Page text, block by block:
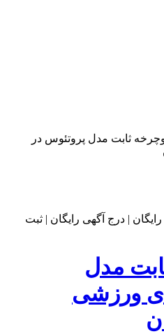
ثابت مدل پروتئوس در
مدل
ورزشی